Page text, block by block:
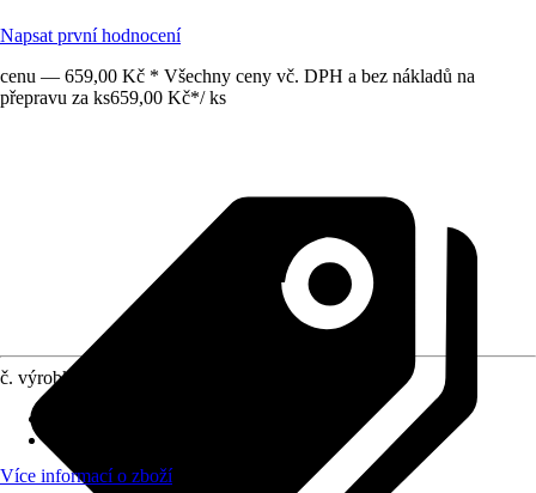
Napsat první hodnocení
cenu — 659,00 Kč * Všechny ceny vč. DPH a bez nákladů na
přepravu za ks659,00 Kč*/ ks
č. výrobku
Více informací o zboží